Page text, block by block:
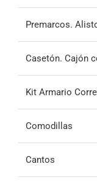
Premarcos.
Casetón. Cajón
Kit Armario
Comodillas
Cantos